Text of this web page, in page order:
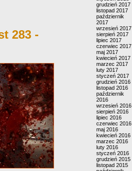
283 -
grudzień 2017
listopad 2017
październik
2017
wrzesień 2017
sierpień 2017
lipiec 2017
czerwiec 2017
maj 2017
kwiecień 2017
marzec 2017
luty 2017
styczeń 2017
grudzień 2016
listopad 2016
październik
2016
wrzesień 2016
sierpień 2016
lipiec 2016
czerwiec 2016
maj 2016
kwiecień 2016
marzec 2016
luty 2016
styczeń 2016
grudzień 2015
listopad 2015